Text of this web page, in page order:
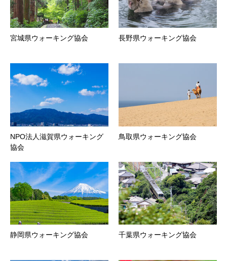
宮城県ウォーキング協会 長野県ウォーキング協会
NPO法人滋賀県ウォーキング
協会
鳥取県ウォーキング協会
静岡県ウォーキング協会 千葉県ウォーキング協会